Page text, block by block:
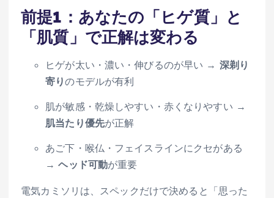
前提1：あなたの「ヒゲ質」と
「肌質」で正解は変わる
ヒゲが太い・濃い・伸びるのが早い → 深剃り
寄りのモデルが有利
肌が敏感・乾燥しやすい・赤くなりやすい →
肌当たり優先が正解
あご下・喉仏・フェイスラインにクセがある
→ヘッド可動が重要
電気カミソリは、スペックだけで決めると「思った